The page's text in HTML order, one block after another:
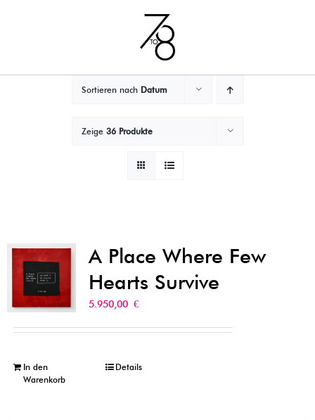
Sortieren nach Datum
Zeige 36 Produkte
A Place Where Few
Hearts Survive
5.950,00 €
In den
Warenkorb
Details